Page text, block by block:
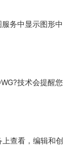
务中显示图形中
技术会提醒您
查看，编辑和创